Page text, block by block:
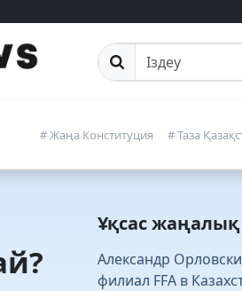
Сайттан іздеу
# Жаңа Конституция # Таза
Ұқсас жаңалық
Александр
филиал FFA в